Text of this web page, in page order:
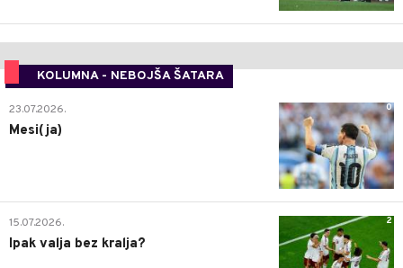
KOLUMNA - NEBOJŠA ŠATARA
0
23.07.2026.
Mesi(ja)
2
15.07.2026.
Ipak valja bez kralja?